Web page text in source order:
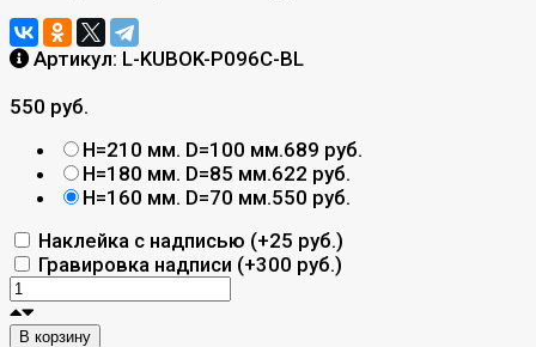
Артикул: L-KUBOK-P096C-BL
550 руб.
H=210 мм. D=100 мм.689 руб.
H=180 мм. D=85 мм.622 руб.
H=160 мм. D=70 мм.550 руб.
Наклейка с надписью (+25 руб.)
Гравировка надписи (+300 руб.)
В корзину